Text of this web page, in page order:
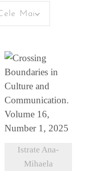
recente
Sortează După Cele Mai Recente
Istrate Ana-
Mihaela
VEZI
DETALII